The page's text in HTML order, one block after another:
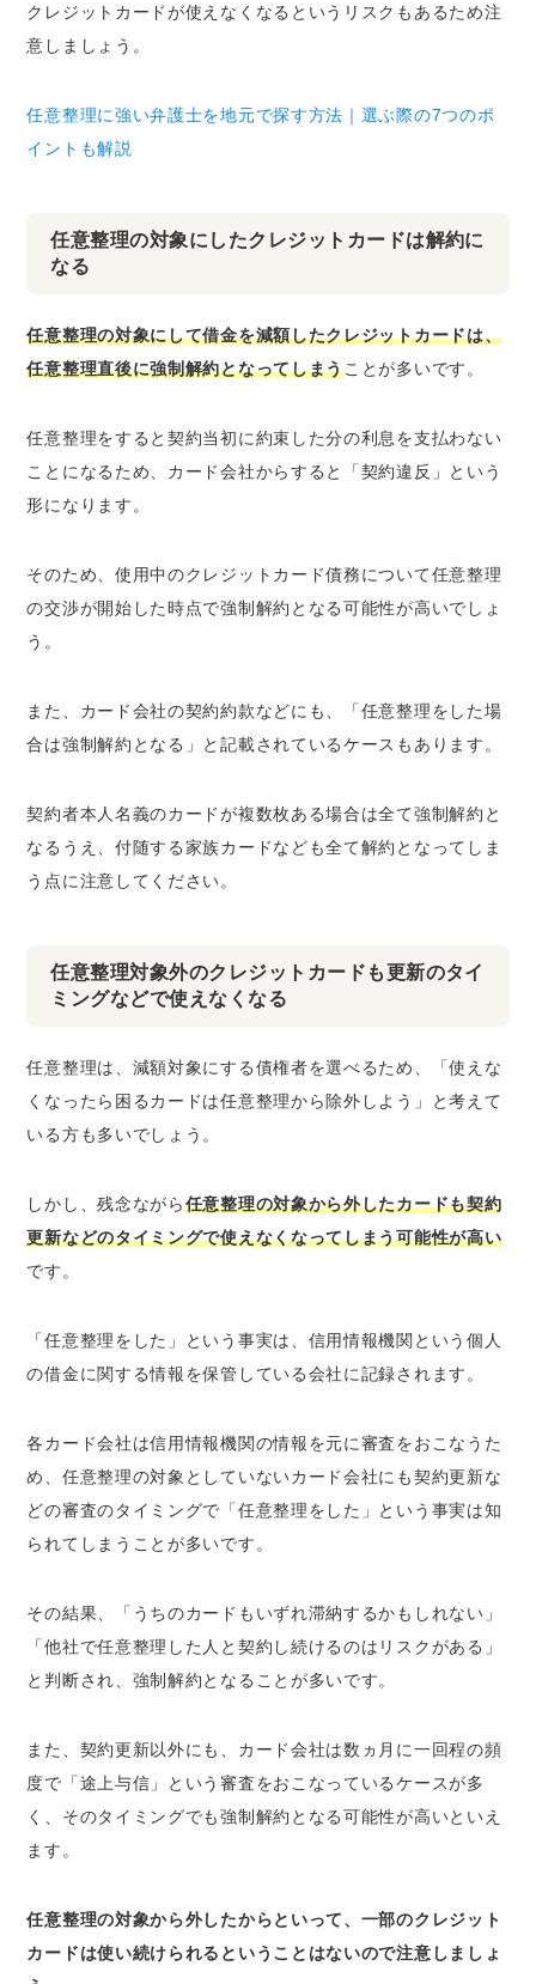
クレジットカードが使えなくなるというリスクもあるため注
意しましょう。
任意整理に強い弁護士を地元で探す方法｜選ぶ際の7つのポ
イントも解説
任意整理の対象にしたクレジットカードは解約に
なる
任意整理の対象にして借金を減額したクレジットカードは、
任意整理直後に強制解約となってしまうことが多いです。
任意整理をすると契約当初に約束した分の利息を支払わない
ことになるため、カード会社からすると「契約違反」という
形になります。
そのため、使用中のクレジットカード債務について任意整理
の交渉が開始した時点で強制解約となる可能性が高いでしょ
う。
また、カード会社の契約約款などにも、「任意整理をした場
合は強制解約となる」と記載されているケースもあります。
契約者本人名義のカードが複数枚ある場合は全て強制解約と
なるうえ、 付随する家族カードなども全て解約となってしま
う点に注意してください。
任意整理対象外のクレジットカードも更新のタイ
ミングなどで使えなくなる
任意整理は、減額対象にする債権者を選べるため、「使えな
くなったら困るカードは任意整理から除外しよう」と考えて
いる方も多いでしょう。
しかし、残念ながら任意整理の対象から外したカードも契約
更新などのタイミングで使えなくなってしまう可能性が高い
です。
「任意整理をした」という事実は、信用情報機関という個人
の借金に関する情報を保管している会社に記録されます。
各カード会社は信用情報機関の情報を元に審査をおこなうた
め、任意整理の対象としていないカード会社にも契約更新な
どの審査のタイミングで「任意整理をした」という事実は知
られてしまうことが多いです。
その結果、「うちのカードもいずれ滞納するかもしれない」
「他社で任意整理した人と契約し続けるのはリスクがある」
と判断され、強制解約となることが多いです。
また、契約更新以外にも、カード会社は数ヵ月に一回程の頻
度で「途上与信」という審査をおこなっているケースが多
く、そのタイミングでも強制解約となる可能性が高いといえ
ます。
任意整理の対象から外したからといって、一部のクレジット
カードは使い続けられるということはないので注意しましょ